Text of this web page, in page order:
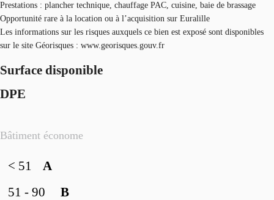
Prestations : plancher technique, chauffage PAC, cuisine, baie de brassage
Opportunité rare à la location ou à l’acquisition sur Euralille
Les informations sur les risques auxquels ce bien est exposé sont disponibles
sur le site Géorisques : www.georisques.gouv.fr
Surface disponible
DPE
Bâtiment économe
A
< 51
B
51 - 90